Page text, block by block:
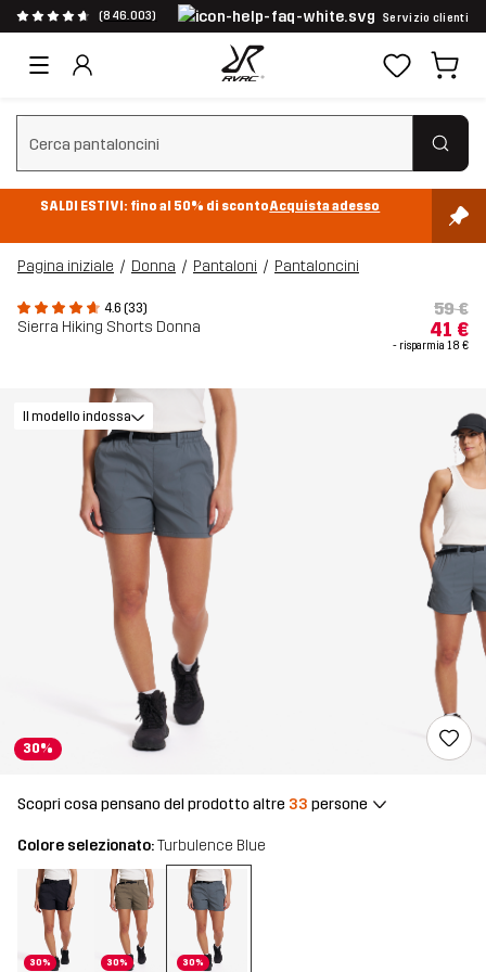
(846.003) Servizio clienti
Cancella ricerca
SALDI ESTIVI: fino al 50% di scontoAcquista adesso
Pagina iniziale Donna Pantaloni Pantaloncini
4.6 (33)
Sierra Hiking Shorts Donna
59 €
41 €
- risparmia 18 €
30%
Il modello indossa
Scopri cosa pensano del prodotto altre 33 persone
Colore selezionato:Turbulence Blue
30% 30% 30%